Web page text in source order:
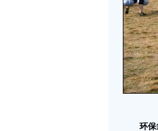
环保